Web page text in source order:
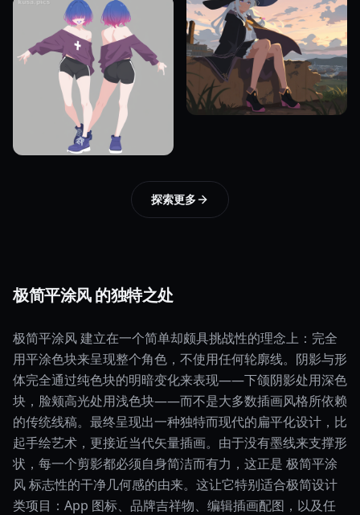
探索更多
极简平涂风 的独特之处
极简平涂风 建立在一个简单却颇具挑战性的理念上：完全
用平涂色块来呈现整个角色，不使用任何轮廓线。阴影与形
体完全通过纯色块的明暗变化来表现——下颌阴影处用深色
块，脸颊高光处用浅色块——而不是大多数插画风格所依赖
的传统线稿。最终呈现出一种独特而现代的扁平化设计，比
起手绘艺术，更接近当代矢量插画。由于没有墨线来支撑形
状，每一个剪影都必须自身简洁而有力，这正是 极简平涂
风 标志性的干净几何感的由来。这让它特别适合极简设计
类项目：App 图标、品牌吉祥物、编辑插画配图，以及任